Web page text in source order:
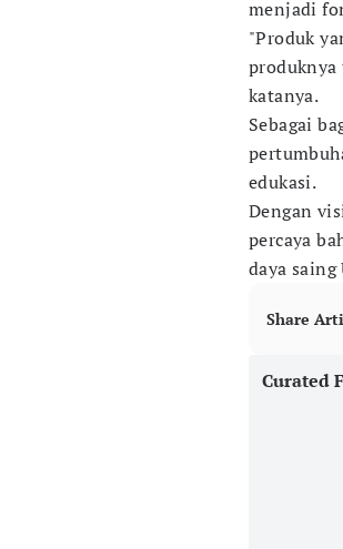
menjadi
"Produk
produknya
katanya.
Sebagai
edukasi.
Dengan
percaya
daya
Share
Curated